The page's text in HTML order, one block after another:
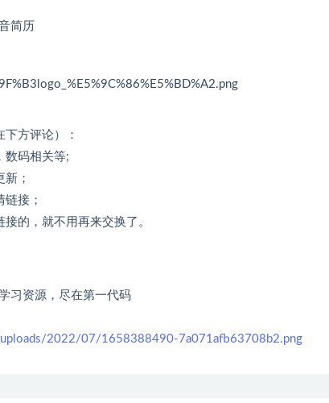
简历
方评论）：
数码相关等;
；
接；
的，就不用再来交换了。
习资源，尽在第一代码
2022/07/1658388490-7a071afb63708b2.png